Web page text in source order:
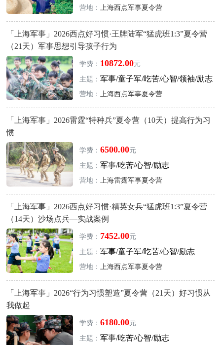
营地： 上海西点军事夏令营
「上海军事」2026西点好习惯·王牌陆军“猛虎班1:3”夏令营
（21天）军事思想引导孩子行为
学费： 10872.00元
主题： 军事/童子军/吃苦/心智/领袖/励志
营地： 上海西点军事夏令营
「上海军事」2026雷霆“特种兵”夏令营（10天）提高行为习
惯
学费： 6500.00元
主题： 军事/吃苦/心智/励志
营地： 上海雷霆军事夏令营
「上海军事」2026西点好习惯·精英女兵“猛虎班1:3”夏令营
（14天）沙场点兵—实战案例
学费： 7452.00元
主题： 军事/童子军/吃苦/心智/励志
营地： 上海西点军事夏令营
「上海军事」2026“行为习惯塑造”夏令营（21天）好习惯从
我做起
学费： 6180.00元
主题： 军事/吃苦/心智/励志